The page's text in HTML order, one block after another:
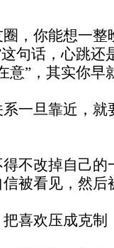
，你能想一整
句话，心跳还
”，其实你早
一旦靠近，就
不改掉自己的
被看见，然后
喜欢压成克制